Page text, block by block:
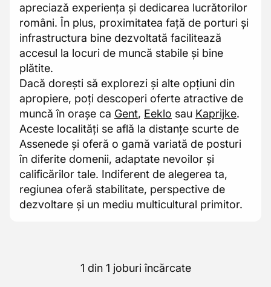
apreciază experiența și dedicarea lucrătorilor
români. În plus, proximitatea față de porturi și
infrastructura bine dezvoltată facilitează
accesul la locuri de muncă stabile și bine
plătite.
Dacă dorești să explorezi și alte opțiuni din
apropiere, poți descoperi oferte atractive de
muncă în orașe ca Gent, Eeklo sau Kaprijke.
Aceste localități se află la distanțe scurte de
Assenede și oferă o gamă variată de posturi
în diferite domenii, adaptate nevoilor și
calificărilor tale. Indiferent de alegerea ta,
regiunea oferă stabilitate, perspective de
dezvoltare și un mediu multicultural primitor.
1 din 1 joburi încărcate